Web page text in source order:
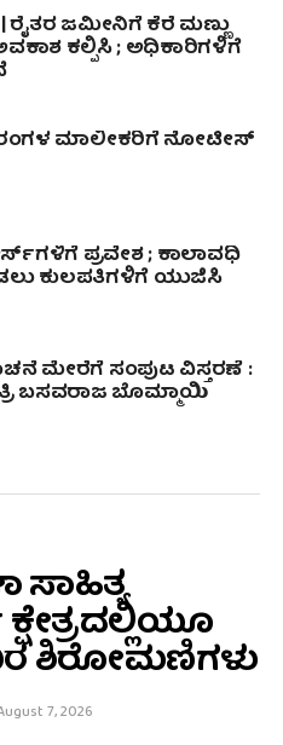
ರೈತರ ಜಮೀನಿಗೆ ಕೆರೆ ಮಣ್ಣು
ಕಲ್ಪಿಸಿ ; ಅಧಿಕಾರಿಗಳಿಗೆ
ಮಾಲೀಕರಿಗೆ ನೋಟೀಸ್
ಪ್ರವೇಶ ; ಕಾಲಾವಧಿ
ಕುಲಪತಿಗಳಿಗೆ ಯುಜಿಸಿ
ಮೇರೆಗೆ ಸಂಪುಟ ವಿಸ್ತರಣೆ‌ :
ಬಸವರಾಜ ಬೊಮ್ಮಾಯಿ
ಸಾಹಿತ್ಯ
ಶಿರೋಮಣಿಗಳು
7, 2026